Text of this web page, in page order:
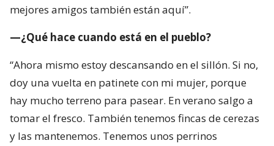
mejores amigos también están aquí”.
—¿Qué hace cuando está en el pueblo?
“Ahora mismo estoy descansando en el sillón. Si no,
doy una vuelta en patinete con mi mujer, porque
hay mucho terreno para pasear. En verano salgo a
tomar el fresco. También tenemos fincas de cerezas
y las mantenemos. Tenemos unos perrinos